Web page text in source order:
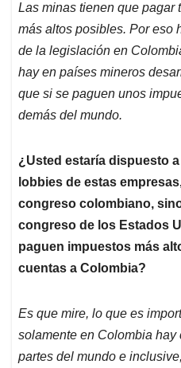
Las minas tienen que pagar
más altos posibles. Por eso
de la legislación en
hay en países mineros
que si se paguen unos
demás del mundo.
¿Usted estaría dispuesto
lobbies de estas
congreso colombiano,
congreso de los Estados
paguen impuestos más
cuentas a Colombia?
Es que mire, lo que es
solamente en Colombia hay
partes del mundo e